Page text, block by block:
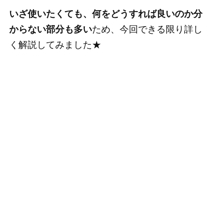
いざ使いたくても、何をどうすれば良いのか分
からない部分も多いため、今回できる限り詳し
く解説してみました★